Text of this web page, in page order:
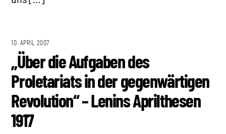
10. APRIL 2007
„Über die Aufgaben des
Proletariats in der gegenwärtigen
Revolution“ – Lenins Aprilthesen
1917